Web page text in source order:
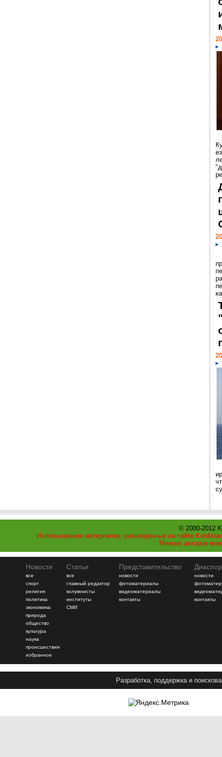
© 2000-2012
Использование материалов, размещенных на сайте
Мнение авторов
Новости
все
спорт
религия
политика
экономика
природа
общество
культура
наука
происшествия
избранное
Статьи
все
главный редактор
колумнисты
институты
СМИ
Представительство
новости
фотоматериалы
видеоматериалы
контакты
новости
контакты
Разработка, поддержка и